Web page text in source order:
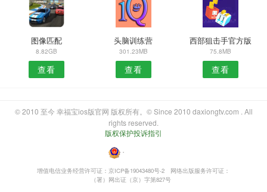
图像匹配
8.82GB
查看
头脑训练营
301.23MB
查看
西部狙击手官方版
75.8MB
查看
© 2010 至今 幸福宝ios版官网 版权所有。© Since 2010 daxiongtv.com . All
rights reserved.
版权保护投诉指引
・
增值电信业务经营许可证：京ICP备19043480号-2
网络出版服务许可证：
（署）网出证（京）字第827号